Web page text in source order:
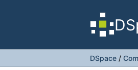
DSpace /